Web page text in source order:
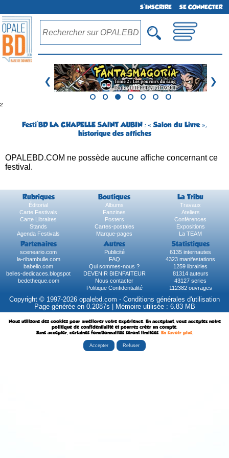
S'INSCRIRE SE CONNECTER
❮ ❯
²
Festi'BD LA CHAPELLE SAINT AUBIN : « Salon du Livre »,
historique des affiches
OPALEBD.COM ne possède aucune affiche concernant ce
festival.
Rubriques Boutiques La Tribu
Éditorial Albums
Travaux
Carte Festivals
Fanzines
Ateliers
Carte Libraires
Posters
Conférences
Stands
Cartes-postales
Expositions
Agenda Festivals
Marque-pages La TEAM
Partenaires Autres Statistiques
sceneario.com Publicité
6135 internautes
la-ribambulle.com
FAQ
4323 manifestations
babelio.com
Qui sommes-nous ?
1259 librairies
belles-dedicaces.blogspot
DEVENIR BIENFAITEUR
81314 auteurs
bedetheque.com
Nous contacter
43127 series
Politique Confidentialité
112382 ouvrages
Copyright © 1997-2026 opalebd.com - Conditions générales d'utilisation
Page générée en 0.2087s | Mémoire utilisée : 6.83 MB
Nous utilisons des cookies pour améliorer votre expérience. En acceptant, vous acceptez notre
politique de confidentialité et pourrez créer un compte.
Sans accepter, certaines fonctionnalités seront limitées. En savoir plus.
Accepter Refuser